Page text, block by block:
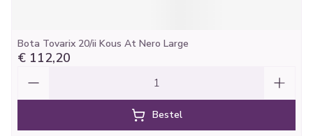
Bota Tovarix 20/ii Kous At Nero Large
€ 112,20
Bestel